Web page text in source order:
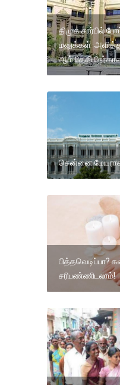
திமுக சார்பில்
மனுக்கள்
ஆம் தேதி
சென்னை மேயராக
சரிபண்ணிடலாம்!